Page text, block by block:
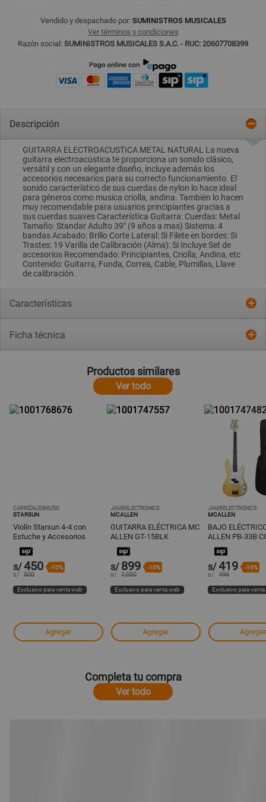
Vendido y despachado por: SUMINISTROS MUSICALES
Ver términos y condiciones
Razón social: SUMINISTROS MUSICALES S.A.C. - RUC: 20607708399
Descripción
GUITARRA ELECTROACUSTICA METAL NATURAL La nueva
guitarra electroacústica te proporciona un sonido clásico,
versátil y con un elegante diseño, incluye además los
accesorios necesarios para su correcto funcionamiento. El
sonido característico de sus cuerdas de nylon lo hace ideal
para géneros como musica criolla, andina. También lo hacen
muy recomendable para usuarios principiantes gracias a
sus cuerdas suaves Característica Guitarra: Cuerdas: Metal
Tamaño: Standar Adulto 39" (9 años a mas) Sistema: 4
bandas Acabado: Brillo Corte Lateral: Si Filete en bordes: Si
Trastes: 19 Varilla de Calibración (Alma): Si Incluye Set de
accesorios Recomendado: Principiantes, Criolla, Andina, etc
Contenido: Guitarra, Funda, Correa, Cable, Plumillas, Llave
de calibración.
Características
Ficha técnica
Productos similares
Ver todo
CARRIZALESMUSIC
STARSUN
Violín Starsun 4-4 con
Estuche y Accesorios
s/450 -10%
s/ 500
Exclusivo para venta web
Agregar
JAMBELECTRONICS
MCALLEN
GUITARRA ELÉCTRICA MC
ALLEN GT-15BLK
s/ 899 -10%
s/ 1,000
Exclusivo para venta web
Agregar
JAMBELECTRONICS
MCALLEN
BAJO
ALLEN PB-33B
NATURAL
s/419 -16%
s/ 499
Exclusivo para
Agregar
Completa tu compra
Ver todo